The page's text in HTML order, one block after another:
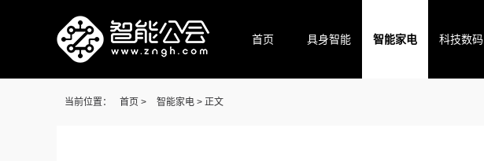
首页 具身智能 智能家电 科技数码
当前位置： 首页 > 智能家电 > 正文